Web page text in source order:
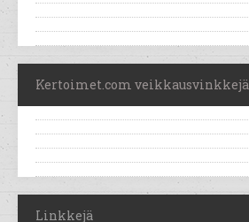
Kertoimet.com veikkausvinkkejä
Linkkejä